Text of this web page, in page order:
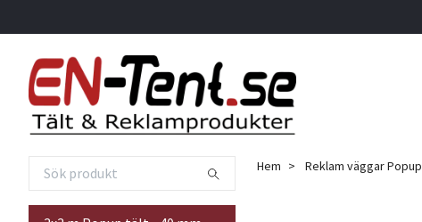
Hem Reklam väggar Popup